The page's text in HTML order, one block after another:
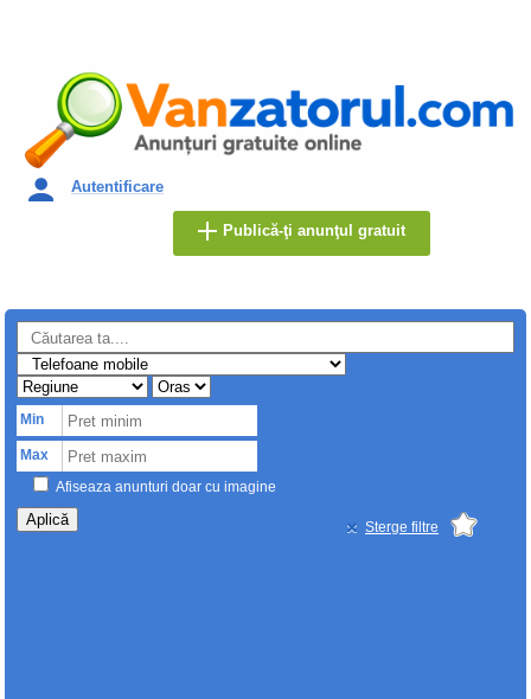
Autentificare
Publică-ţi anunţul gratuit
Min
Max
Afiseaza anunturi doar cu imagine
Aplică Sterge filtre